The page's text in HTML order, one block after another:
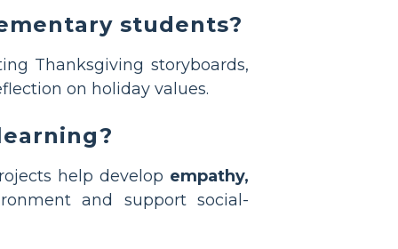
students?
Thanksgiving storyboards,
on holiday values.
help develop empathy,
and support social-